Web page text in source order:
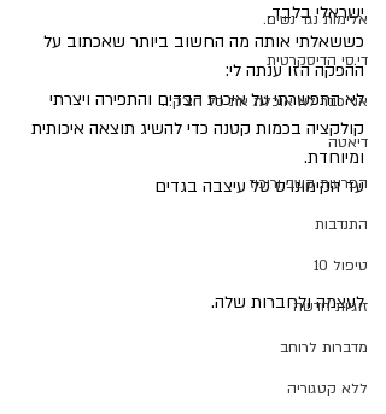
אלימות נגד נשים.
די.סי הדיסקרטית
אני כבר לא אוכלת את כל הצ'ק...
דיאטה
הפרעות קשב וריכוז
התנדבות
טיפול 10
זוגיות חדשה
מדברות לרוחב
ללא קטגוריה
ישראלי בלבד.
כששאלתי אותה מה החשוב ביותר שאכתוב על
ההפקה הזו ענתה לי:
לא התפשרתי על איכות הבדים והתפירה ויצרתי
קולקציה בכמות קטנה כדי להשיג תוצאה איכותית
ומיוחדת.
עד הקימונו'ס טל עיצבה בגדים
לעצמה ולחברות שלה.